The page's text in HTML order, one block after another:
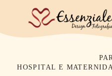
HOSPITAL E